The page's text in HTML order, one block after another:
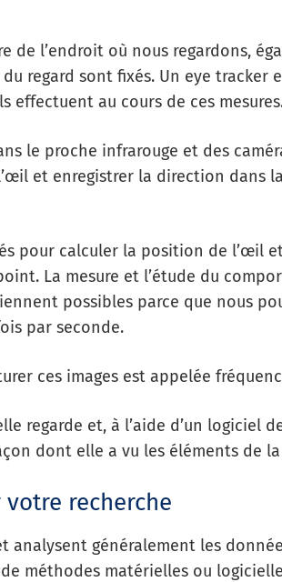
de l’endroit où nous regardons,
regard sont fixés. Un eye tracker
effectuent au cours de ces
le proche infrarouge et des
et enregistrer la direction dans
pour calculer la position de l’œil
La mesure et l’étude du
possibles parce que nous
par seconde.
ces images est appelée
regarde et, à l’aide d’un logiciel
dont elle a vu les éléments de la
recherche
analysent généralement les
méthodes matérielles ou